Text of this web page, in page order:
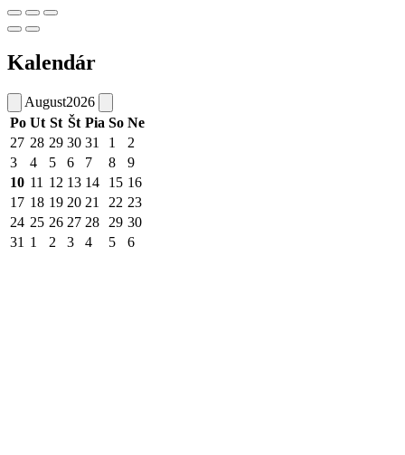
Kalendár
August2026
Po Ut St Št Pia So Ne
27 28 29 30 31 1
2
3
4 5 6 7 8
9
10 11 12 13 14 15 16
17 18 19 20 21 22 23
24 25 26 27 28 29 30
31 1 2 3 4 5 6